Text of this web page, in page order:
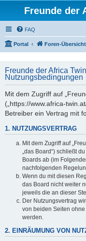
Freunde der
FAQ
Portal Foren-Übersicht
Freunde der Africa
Nutzungsbedingungen
Mit dem Zugriff auf
(„https://www.africa-
Betreiber ein Vertrag mit
1. NUTZUNGSVERTRAG
Mit dem Zugriff auf
„das Board“) schließt
Boards ab (im
nachfolgenden
Wenn du mit diesen
das Board nicht weiter
jeweils die an dieser
Der Nutzungsvertrag
von beiden Seiten
werden.
2. EINRÄUMUNG VON